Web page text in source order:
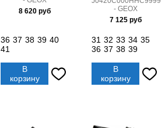
8 620руб
36 37 38 39 40
41
В
корзину
- GEOX
7 125руб
31 32 33 34 35
36 37 38 39
В
корзину